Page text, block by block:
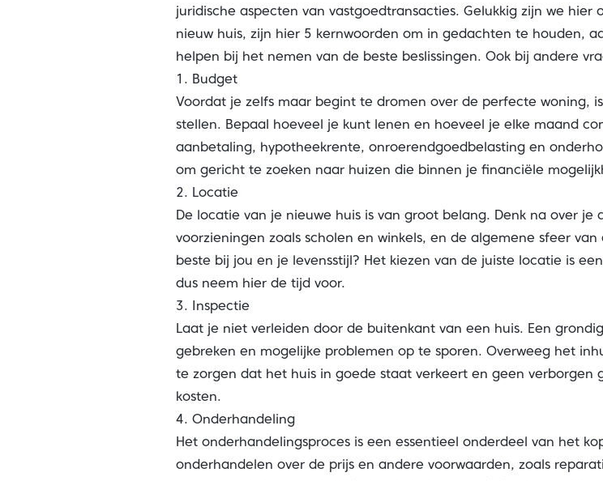
juridische aspecten van vastgoedtransacties. Gelukkig zijn we
nieuw huis, zijn hier 5 kernwoorden om in gedachten te houden,
helpen bij het nemen van de beste beslissingen. Ook bij andere
1. Budget
Voordat je zelfs maar begint te dromen over de perfecte woning,
stellen. Bepaal hoeveel je kunt lenen en hoeveel je elke maand
aanbetaling, hypotheekrente, onroerendgoedbelasting en
om gericht te zoeken naar huizen die binnen je financiële
2. Locatie
De locatie van je nieuwe huis is van groot belang. Denk na over je
voorzieningen zoals scholen en winkels, en de algemene sfeer
beste bij jou en je levensstijl? Het kiezen van de juiste locatie is
dus neem hier de tijd voor.
3. Inspectie
Laat je niet verleiden door de buitenkant van een huis. Een
gebreken en mogelijke problemen op te sporen. Overweeg het
te zorgen dat het huis in goede staat verkeert en geen verborgen
kosten.
4. Onderhandeling
Het onderhandelingsproces is een essentieel onderdeel van het
onderhandelen over de prijs en andere voorwaarden, zoals